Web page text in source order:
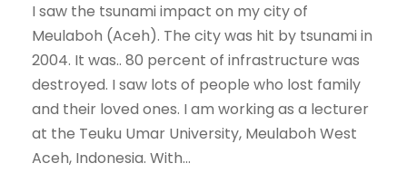
I saw the tsunami impact on my city of
Meulaboh (Aceh). The city was hit by tsunami in
2004. It was.. 80 percent of infrastructure was
destroyed. I saw lots of people who lost family
and their loved ones. I am working as a lecturer
at the Teuku Umar University, Meulaboh West
Aceh, Indonesia. With...